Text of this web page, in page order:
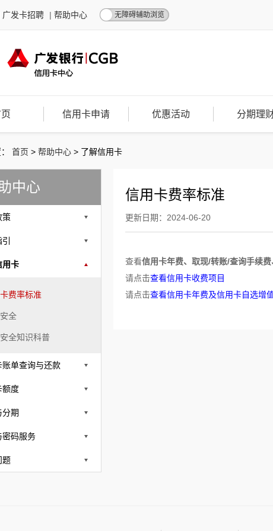
广发卡招聘 | 帮助中心 无障碍辅助浏览
信用卡申请 优惠活动 分期理
首页 > 帮助中心 > 了解信用卡
中心
策
用卡
费率标准
全
全知识科普
账单查询与还款
额度
期
密码服务
题
信用卡费率标准
更新日期：2024-06-20
查看信用卡年费、取现/转账/查询手续
请点击查看信用卡收费项目
请点击查看信用卡年费及信用卡自选增